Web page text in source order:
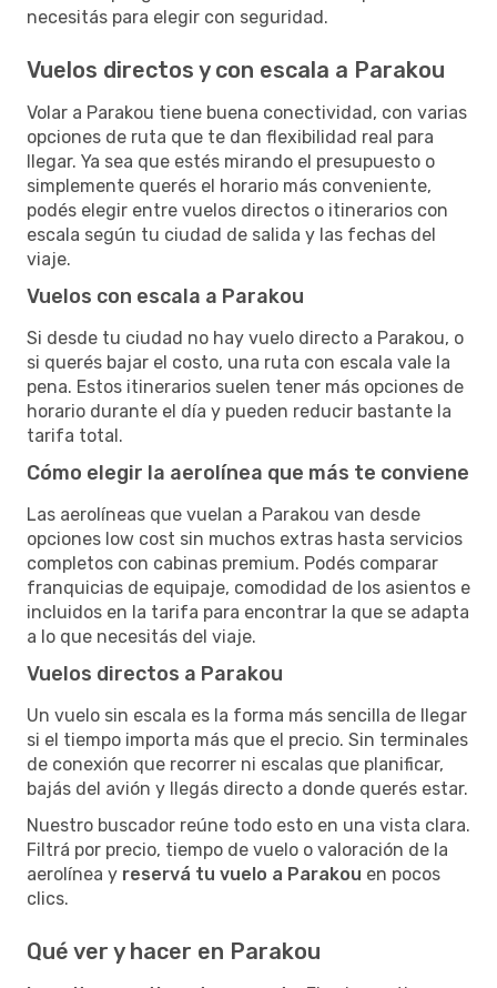
necesitás para elegir con seguridad.
Vuelos directos y con escala a Parakou
Volar a Parakou tiene buena conectividad, con varias
opciones de ruta que te dan flexibilidad real para
llegar. Ya sea que estés mirando el presupuesto o
simplemente querés el horario más conveniente,
podés elegir entre vuelos directos o itinerarios con
escala según tu ciudad de salida y las fechas del
viaje.
Vuelos con escala a Parakou
Si desde tu ciudad no hay vuelo directo a Parakou, o
si querés bajar el costo, una ruta con escala vale la
pena. Estos itinerarios suelen tener más opciones de
horario durante el día y pueden reducir bastante la
tarifa total.
Cómo elegir la aerolínea que más te conviene
Las aerolíneas que vuelan a Parakou van desde
opciones low cost sin muchos extras hasta servicios
completos con cabinas premium. Podés comparar
franquicias de equipaje, comodidad de los asientos e
incluidos en la tarifa para encontrar la que se adapta
a lo que necesitás del viaje.
Vuelos directos a Parakou
Un vuelo sin escala es la forma más sencilla de llegar
si el tiempo importa más que el precio. Sin terminales
de conexión que recorrer ni escalas que planificar,
bajás del avión y llegás directo a donde querés estar.
Nuestro buscador reúne todo esto en una vista clara.
Filtrá por precio, tiempo de vuelo o valoración de la
aerolínea y reservá tu vuelo a Parakou en pocos
clics.
Qué ver y hacer en Parakou